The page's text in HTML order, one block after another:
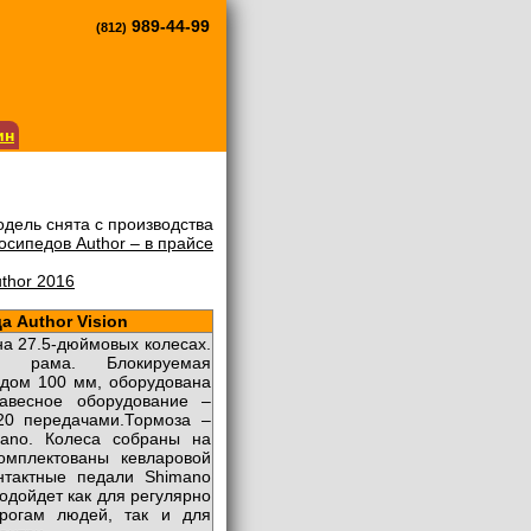
(812) 989-44-99
снята с производства
Author – в прайсе
2016
Author Vision
27.5-дюймовых колесах.
рама. Блокируемая
100 мм, оборудована
оборудование –
передачами.Тормоза –
Колеса собраны на
кевларовой
педали Shimano
как для регулярно
людей, так и для